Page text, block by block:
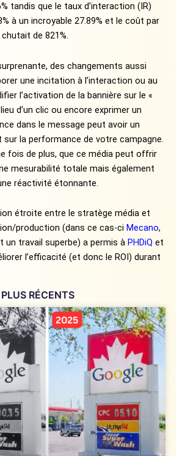
tandis que le taux d’interaction (IR)
à un incroyable 27.89% et le coût par
de 821%.
des changements aussi
une incitation à l’interaction ou au
l’activation de la bannière sur le «
d’un clic ou encore exprimer un
dans le message peut avoir un
la performance de votre campagne.
fois de plus, que ce média peut offrir
mesurabilité totale mais également
réactivité étonnante.
étroite entre le stratège média et
production (dans ce cas-ciMecano,
un travail superbe) a permis àPHDiQ et
l’efficacité (et donc le ROI) durant
RÉCENTS